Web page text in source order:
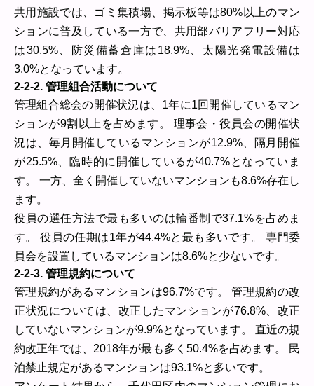
共用施設では、ゴミ集積場、掲示板等は80%以上のマン
ションに普及している一方で、共用部バリアフリー対応
は30.5%、防災備蓄倉庫は18.9%、太陽光発電設備は
3.0%となっています。
2-2-2. 管理組合活動について
管理組合総会の開催状況は、1年に1回開催しているマン
ションが9割以上を占めます。 理事会・役員会の開催状
況は、毎月開催しているマンションが12.9%、隔月開催
が25.5%、臨時的に開催しているが40.7%となっていま
す。 一方、全く開催していないマンションも8.6%存在し
ます。
役員の選任方法で最も多いのは輪番制で37.1%を占めま
す。 役員の任期は1年が44.4%と最も多いです。 専門委
員会を設置しているマンションは8.6%と少ないです。
2-2-3. 管理規約について
管理規約があるマンションは96.7%です。 管理規約の改
正状況については、改正したマンションが76.8%、改正
していないマンションが9.9%となっています。 直近の規
約改正年では、2018年が最も多く50.4%を占めます。 民
泊禁止規定があるマンションは93.1%と多いです。